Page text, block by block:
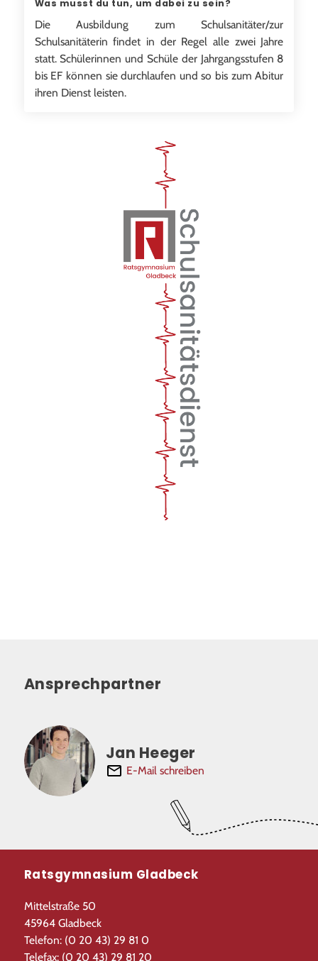
Was musst du tun, um dabei zu sein?
Die Ausbildung zum Schulsanitäter/zur
Schulsanitäterin findet in der Regel alle zwei Jahre
statt. Schülerinnen und Schüle der Jahrgangsstufen 8
bis EF können sie durchlaufen und so bis zum Abitur
ihren Dienst leisten.
Ansprechpartner
Jan Heeger
E-Mail schreiben
Ratsgymnasium Gladbeck
Mittelstraße 50
45964 Gladbeck
Telefon: (0 20 43) 29 81 0
Telefax: (0 20 43) 29 81 20